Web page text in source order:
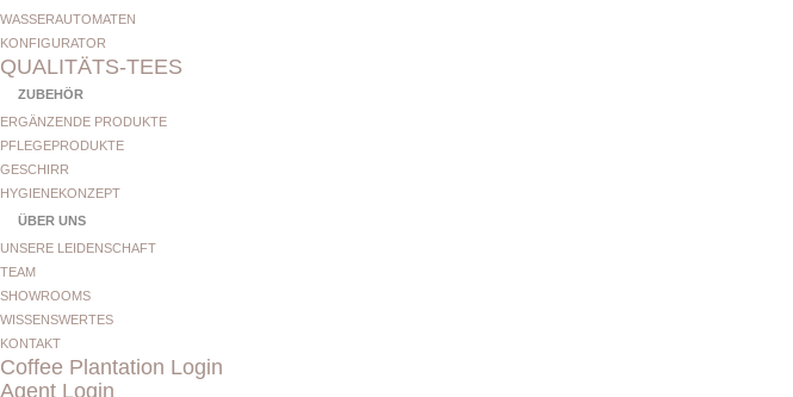
WASSERAUTOMATEN
KONFIGURATOR
QUALITÄTS-TEES
ZUBEHÖR
ERGÄNZENDE PRODUKTE
PFLEGEPRODUKTE
GESCHIRR
HYGIENEKONZEPT
ÜBER UNS
UNSERE LEIDENSCHAFT
TEAM
SHOWROOMS
WISSENSWERTES
KONTAKT
Coffee Plantation Login
Agent Login